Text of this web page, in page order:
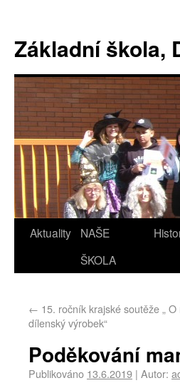
Základní škola,
Aktuality
NAŠE
ŠKOLA
← 15. ročník krajské soutěže „
dílenský výrobek“
Poděkování
Publikováno 13.6.2019 | Autor: